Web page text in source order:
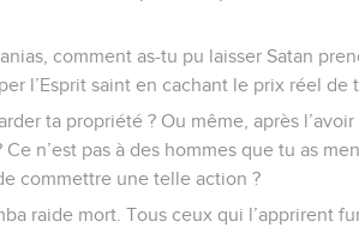
comment as-tu pu laisser Satan
l’Esprit saint en cachant le prix réel de
ta propriété ? Ou même, après
n’est pas à des hommes que tu as
commettre une telle action ?
raide mort. Tous ceux qui l’apprirent